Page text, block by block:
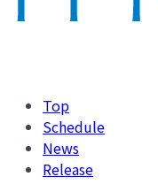
Top
Schedule
News
Release